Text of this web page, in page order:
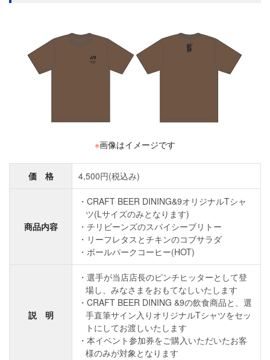
※画像はイメージです
価 格 4,500円(税込み)
商品内容
CRAFT BEER DINING&9オリジナルTシャ
ツ(Lサイズのみとなります)
チリビーンズのスパイシーブリトー
リーフレタスとチキンのコブサラダ
ボールパークコーヒー(HOT)
説 明
選手が当店店長のピンチヒッターとして登
場し、みなさまをおもてなしいたします
CRAFT BEER DINING &9の飲食商品と、選
手直筆サイン入りオリジナルTシャツをセッ
トにしてお渡しいたします
本イベント参加券をご購入いただいたお客
様のみが対象となります